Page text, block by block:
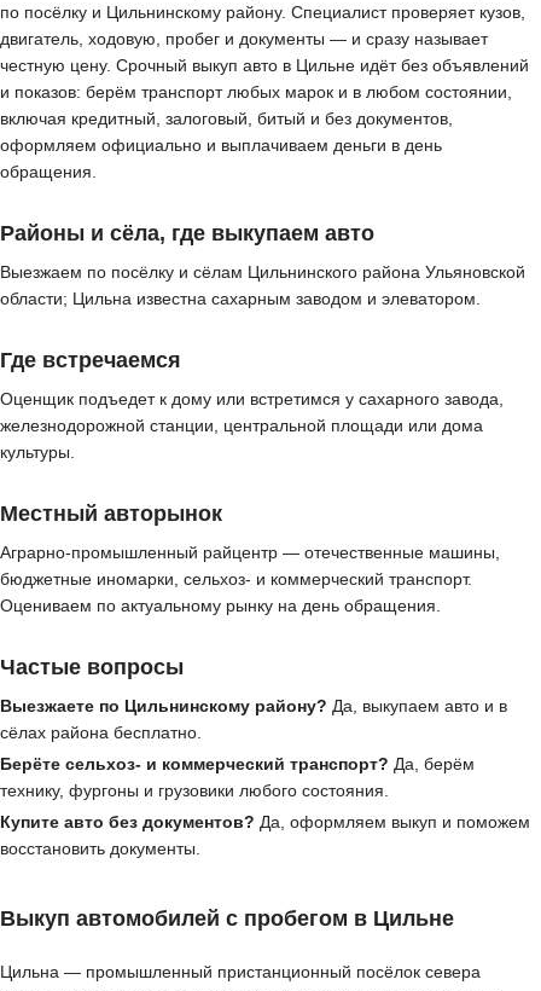
по посёлку и Цильнинскому району. Специалист проверяет кузов,
двигатель, ходовую, пробег и документы — и сразу называет
честную цену. Срочный выкуп авто в Цильне идёт без объявлений
и показов: берём транспорт любых марок и в любом состоянии,
включая кредитный, залоговый, битый и без документов,
оформляем официально и выплачиваем деньги в день
обращения.
Районы и сёла, где выкупаем авто
Выезжаем по посёлку и сёлам Цильнинского района Ульяновской
области; Цильна известна сахарным заводом и элеватором.
Где встречаемся
Оценщик подъедет к дому или встретимся у сахарного завода,
железнодорожной станции, центральной площади или дома
культуры.
Местный авторынок
Аграрно-промышленный райцентр — отечественные машины,
бюджетные иномарки, сельхоз- и коммерческий транспорт.
Оцениваем по актуальному рынку на день обращения.
Частые вопросы
Выезжаете по Цильнинскому району? Да, выкупаем авто и в
сёлах района бесплатно.
Берёте сельхоз- и коммерческий транспорт? Да, берём
технику, фургоны и грузовики любого состояния.
Купите авто без документов? Да, оформляем выкуп и поможем
восстановить документы.
Выкуп автомобилей с пробегом в Цильне
Цильна — промышленный пристанционный посёлок севера